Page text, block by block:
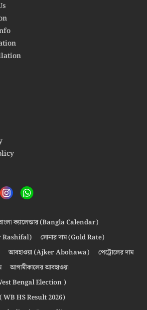
ক্যালেন্ডার (Bangla Calendar)
Rashifal)
সোনার দাম (Gold Rate)
আবহাওয়া (Ajker Abohawa)
পেট্রোলের দাম
আগামীকালের আবহাওয়া
West Bengal Election )
( WB HS Result 2026)